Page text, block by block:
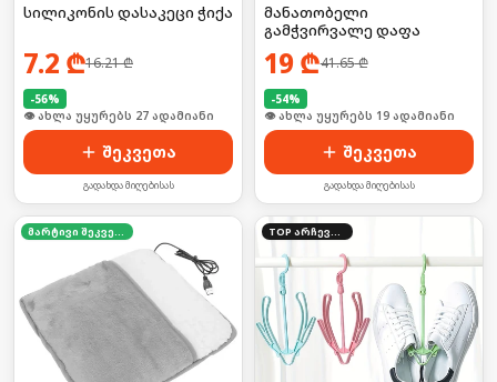
სილიკონის დასაკეცი ჭიქა
7.2 ₾16.21₾
-56%
🛒 ბოლო 24სთ-ში იყიდა 41-მა
შეკვეთა
გადახდა მიღებისას
მანათობელი
გამჭვირვალე დაფა
19 ₾41.65₾
-54%
🛒 ბოლო 24სთ-ში იყიდა 26-მა
შეკვეთა
გადახდა მიღებისას